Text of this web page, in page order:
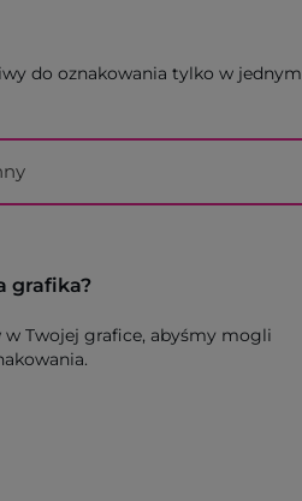
do oznakowania tylko w jednym
grafika?
Twojej grafice, abyśmy mogli